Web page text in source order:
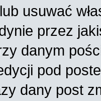
usuwać
przez
danym
pod
dany post